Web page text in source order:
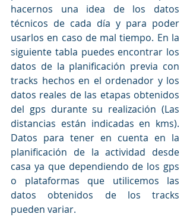
hacernos una idea de los datos
técnicos de cada día y para poder
usarlos en caso de mal tiempo. En la
siguiente tabla puedes encontrar los
datos de la planificación previa con
tracks hechos en el ordenador y los
datos reales de las etapas obtenidos
del gps durante su realización (Las
distancias están indicadas en kms).
Datos para tener en cuenta en la
planificación de la actividad desde
casa ya que dependiendo de los gps
o plataformas que utilicemos las
datos obtenidos de los tracks
pueden variar.